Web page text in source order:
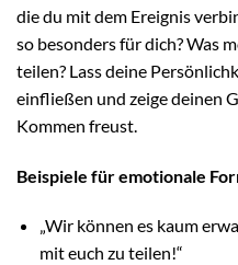
die du mit dem Ereignis
so besonders für dich? Was
teilen? Lass deine
einfließen und zeige deinen
Kommen freust.
Beispiele für emotionale
„Wir können es kaum
mit euch zu teilen!“